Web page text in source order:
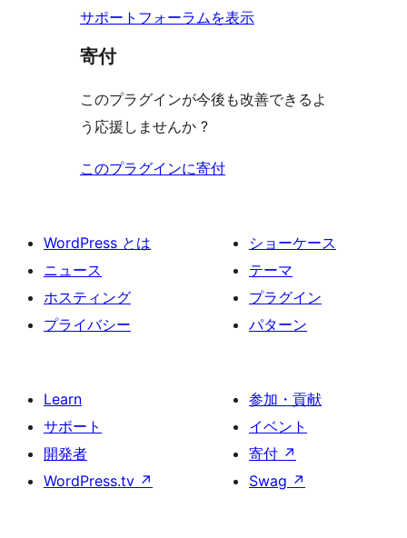
ー
サポートフォーラムを表示
寄付
このプラグインが今後も改善できるよ
う応援しませんか ?
このプラグインに寄付
WordPress とは
ニュース
ホスティング
プライバシー
ショーケース
テーマ
プラグイン
パターン
Learn
サポート
開発者
WordPress.tv ↗
参加・貢献
イベント
寄付 ↗
Swag ↗